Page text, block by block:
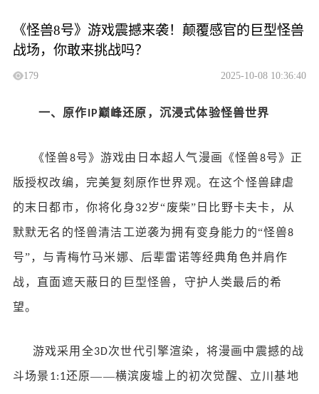
《怪兽8号》游戏震撼来袭！颠覆感官的巨型怪兽
战场，你敢来挑战吗？
179 2025-10-08 10:36:40
一、原作 IP巅峰还原，沉浸式体验怪兽世界
《怪兽8号》游戏由日本超人气漫画《怪兽8号》正
版授权改编，完美复刻原作世界观。在这个怪兽肆虐
的末日都市，你将化身32岁“废柴”日比野卡夫卡，从
默默无名的怪兽清洁工逆袭为拥有变身能力的“怪兽8
号”，与青梅竹马米娜、后辈雷诺等经典角色并肩作
战，直面遮天蔽日的巨型怪兽，守护人类最后的希
望。
游戏采用全3D次世代引擎渲染，将漫画中震撼的战
斗场景 1:1还原——横滨废墟上的初次觉醒、立川基地